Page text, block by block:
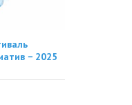
− 2025